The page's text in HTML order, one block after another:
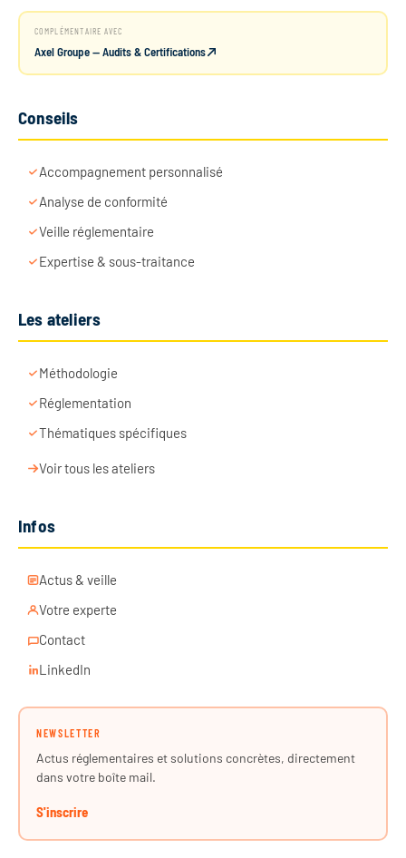
COMPLÉMENTAIRE AVEC
Axel Groupe — Audits & Certifications
Conseils
Accompagnement personnalisé
Analyse de conformité
Veille réglementaire
Expertise & sous-traitance
Les ateliers
Méthodologie
Réglementation
Thématiques spécifiques
Voir tous les ateliers
Infos
Actus & veille
Votre experte
Contact
LinkedIn
NEWSLETTER
Actus réglementaires et solutions concrètes, directement
dans votre boîte mail.
S'inscrire